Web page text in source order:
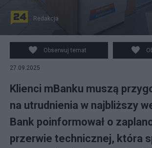
Redakcja
Obserwuj temat
27.09.2025
Klienci mBanku muszą
na utrudnienia w najbliższy
Bank poinformował o
przerwie technicznej, która